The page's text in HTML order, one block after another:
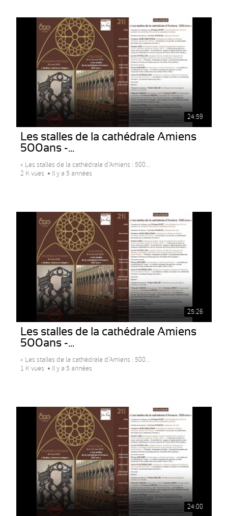
24:59
Les stalles de la cathédrale Amiens
500ans -...
« Les stalles de la cathédrale d’Amiens : 500...
2 K vues
Il y a 5 années
25:26
Les stalles de la cathédrale Amiens
500ans -...
« Les stalles de la cathédrale d’Amiens : 500...
1 K vues
Il y a 5 années
24:00